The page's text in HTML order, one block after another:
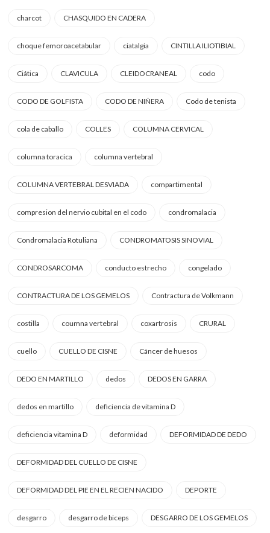
charcot CHASQUIDO EN CADERA
choque femoroacetabular ciatalgia CINTILLA ILIOTIBIAL
Ciática CLAVICULA CLEIDOCRANEAL codo
CODO DE GOLFISTA CODO DE NIÑERA Codo de tenista
cola de caballo COLLES COLUMNA CERVICAL
columna toracica columna vertebral
COLUMNA VERTEBRAL DESVIADA compartimental
compresion del nervio cubital en el codo condromalacia
Condromalacia Rotuliana CONDROMATOSIS SINOVIAL
CONDROSARCOMA conducto estrecho congelado
CONTRACTURA DE LOS GEMELOS Contractura de Volkmann
costilla coumna vertebral coxartrosis CRURAL
cuello CUELLO DE CISNE Cáncer de huesos
DEDO EN MARTILLO dedos DEDOS EN GARRA
dedos en martillo deficiencia de vitamina D
deficiencia vitamina D deformidad DEFORMIDAD DE DEDO
DEFORMIDAD DEL CUELLO DE CISNE
DEFORMIDAD DEL PIE EN EL RECIEN NACIDO DEPORTE
desgarro desgarro de biceps DESGARRO DE LOS GEMELOS